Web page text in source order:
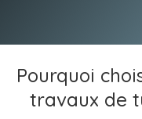
Pourquoi
travaux de